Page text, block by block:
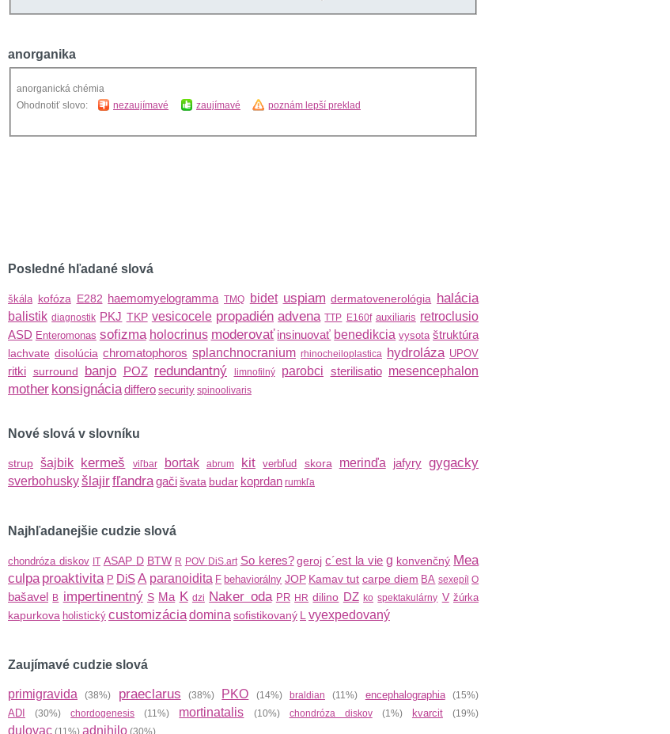
anorganika
anorganická chémia
Ohodnotiť slovo:
nezaujímavé zaujímavé poznám lepší preklad
Posledné hľadané slová
škála kofóza E282 haemomyelogramma TMQ bidet uspiam dermatovenerológia halácia
balistik diagnostik PKJ TKP vesicocele propadién advena TTP E160f auxiliaris retroclusio
ASD Enteromonas sofizma holocrinus moderovať insinuovať benedikcia vysota štruktúra
lachvate disolúcia chromatophoros splanchnocranium rhinocheiloplastica hydroláza UPOV
ritki surround banjo POZ redundantný limnofilný parobci sterilisatio mesencephalon
mother konsignáciadiffero security spinoolivaris
Nové slová v slovníku
strup šajbik kermeš viľbar bortak abrum kit verbľud skora merinďa jafyry gygacky
sverbohuskyšlajirfľandragačišvata budar koprdan rumkľa
Najhľadanejšie cudzie slová
chondróza diskov IT ASAP D BTW R POV DiS.art So keres? geroj c´est la vie g konvenčný Mea
culpa proaktivita P DiSA paranoidita F behaviorálny JOP Kamav tut carpe diem BA sexepíl O
bašavel B impertinentný S Ma K dzi Naker oda PR HR dilino DZ ko spektakulárny V žúrka
kapurkova holistický customizáciadomina sofistikovaný L vyexpedovaný
Zaujímavé cudzie slová
primigravida (38%) praeclarus (38%) PKO (14%) braldian (11%) encephalographia(15%)
ADI (30%)chordogenesis (11%) mortinatalis (10%) chondróza diskov(1%) kvarcit(19%)
dulovac (11%) adnihilo (30%)